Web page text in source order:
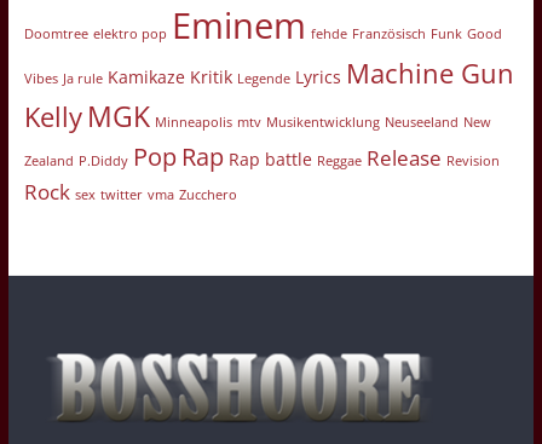
Doomtree elektro pop Eminem fehde Französisch Funk Good
Vibes Ja rule Kamikaze Kritik Legende Lyrics Machine Gun
Kelly MGK Minneapolis mtv Musikentwicklung Neuseeland New
Zealand P.Diddy Pop Rap Rap battle Reggae Release Revision
Rock sex twitter vma Zucchero